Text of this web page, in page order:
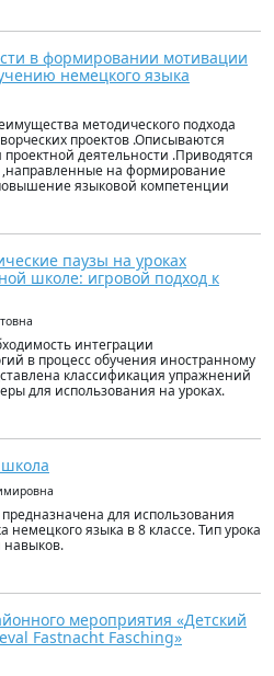
в формировании мотивации
немецкого языка
методического подхода
проектов .Описываются
деятельности .Приводятся
на формирование
языковой компетенции
паузы на уроках
школе: игровой подход к
интеграции
в процесс обучения иностранному
классификация упражнений
для использования на уроках.
для использования
языка в 8 классе. Тип урока
мероприятия «Детский
Fastnacht Fasching»